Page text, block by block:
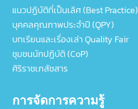
แนวปฏิบัติที่เป็นเลิศ (Best Practice)
บุคคลคุณภาพประจำปี (QPY)
บทเรียนและเรื่องเล่า Quality Fair
ชุมชนนักปฏิบัติ (CoP)
ศิริราชเภสัชสาร
การจัดการความรู้